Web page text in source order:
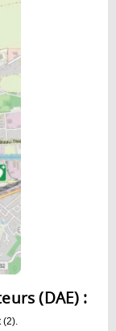
(DAE) :